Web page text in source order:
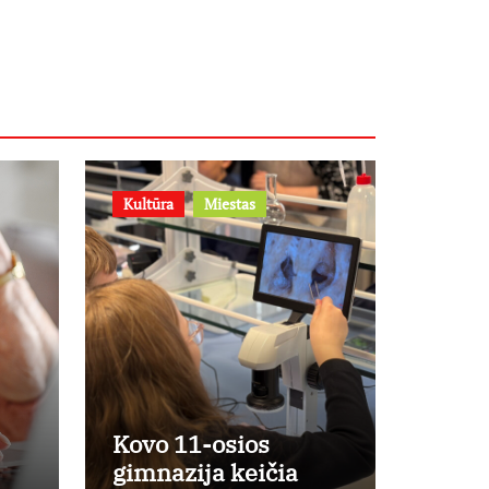
Kultūra Miestas
Kovo 11-osios
gimnazija keičia